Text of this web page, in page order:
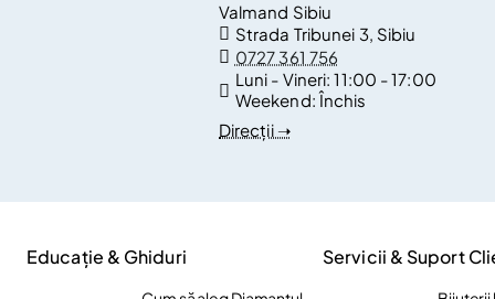
Valmand Sibiu
Strada Tribunei 3, Sibiu
0727 361 756
Luni - Vineri:11:00 - 17:00
Weekend:Închis
Direcții ➝
Educație & Ghiduri Servicii & Suport